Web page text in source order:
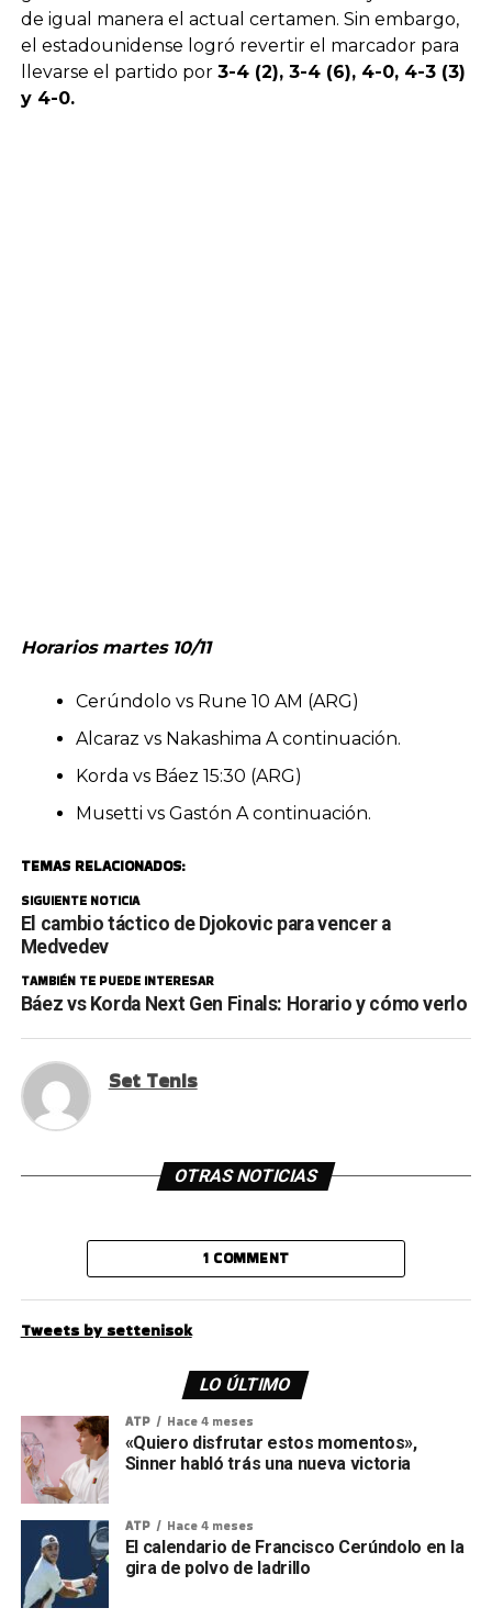
de igual manera el actual certamen. Sin embargo,
el estadounidense logró revertir el marcador para
llevarse el partido por 3-4 (2), 3-4 (6), 4-0, 4-3 (3)
y 4-0.
Horarios martes 10/11
Cerúndolo vs Rune 10 AM (ARG)
Alcaraz vs Nakashima A continuación.
Korda vs Báez 15:30 (ARG)
Musetti vs Gastón A continuación.
TEMAS RELACIONADOS:
SIGUIENTE NOTICIA
El cambio táctico de Djokovic para vencer a
Medvedev
TAMBIÉN TE PUEDE INTERESAR
Báez vs Korda Next Gen Finals: Horario y cómo verlo
Set Tenis
OTRAS NOTICIAS
1 COMMENT
Tweets by settenisok
LO ÚLTIMO
ATP Hace 4 meses
«Quiero disfrutar estos momentos»,
Sinner habló trás una nueva victoria
ATP Hace 4 meses
El calendario de Francisco Cerúndolo en la
gira de polvo de ladrillo